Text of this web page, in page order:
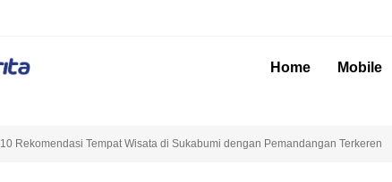
Home Mobile
10 Rekomendasi Tempat Wisata di Sukabumi dengan Pemandangan Terkeren